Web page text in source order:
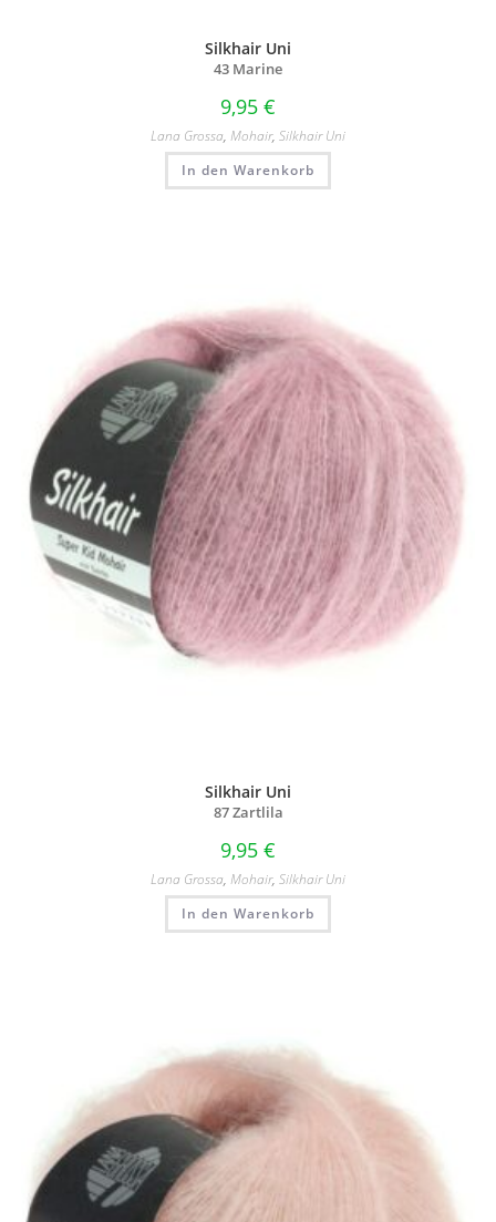
Silkhair Uni
43 Marine
9,95 €
Lana Grossa, Mohair, Silkhair Uni
In den Warenkorb
Silkhair Uni
87 Zartlila
9,95 €
Lana Grossa, Mohair, Silkhair Uni
In den Warenkorb